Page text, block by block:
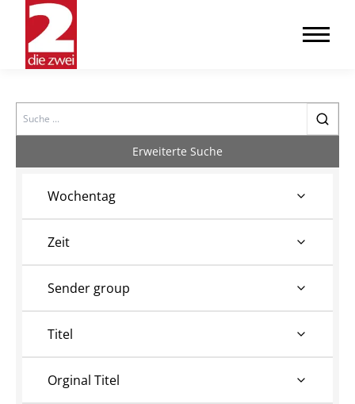
Search
Erweiterte Suche
Wochentag
Zeit
Sender group
Titel
Orginal Titel